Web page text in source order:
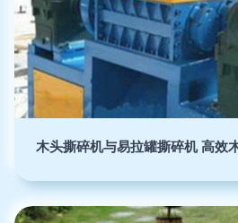
木头撕碎机与易拉罐撕碎机 高效